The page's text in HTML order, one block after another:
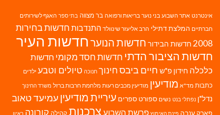
אינטרנט אתר השבוע בני נוער בריאות ורפואה בר מצווה בתי ספר האגף לשירותים
חברתיים המלצת דתילי הרב אליעזר שינוולד התנדבות חדשות בחירות
2008 חדשות הבידור חדשות הנוערחדשות העיר
חדשות הציבור הדתי חדשות חסד מקומי חדשות
כלכלה חידון פ"ש חיים ביבסחינוך חנוכה טיולים וטבע ילדים
כתבות מד"א מודיעין מודיעין מכבים רעות מלחמת חרבות ברזל משרד החינוך
נדל"ן נפתלי בנט נשים ספורט ספרים עיריית מודיעין עמיעד טאוב
פארק ענבה פינת האימוץ פרשת השבועצרכנות קהילה קורונה ראיון